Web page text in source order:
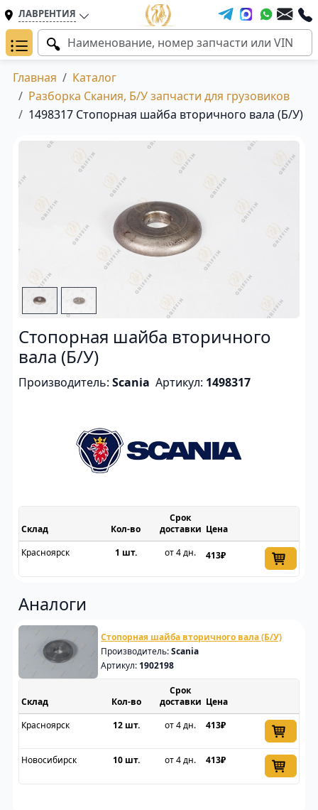
ЛАВРЕНТИЯ
Главная
Каталог
Разборка Скания, Б/У запчасти для грузовиков
1498317 Стопорная шайба вторичного вала (Б/У)
Стопорная шайба вторичного
вала (Б/У)
Производитель: Scania Артикул: 1498317
Склад
Срок
доставки Цена
Красноярск
1 шт. от 4 дн. 413₽
Аналоги
Стопорная шайба вторичного вала (Б/У)
Производитель:Scania
Артикул: 1902198
Склад
Срок
доставки Цена
Красноярск
12 шт. от 4 дн. 413₽
Новосибирск 10 шт. от 4 дн. 413₽